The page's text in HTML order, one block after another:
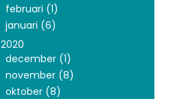
februari (1)
januari (6)
2020
december (1)
november (8)
oktober (8)